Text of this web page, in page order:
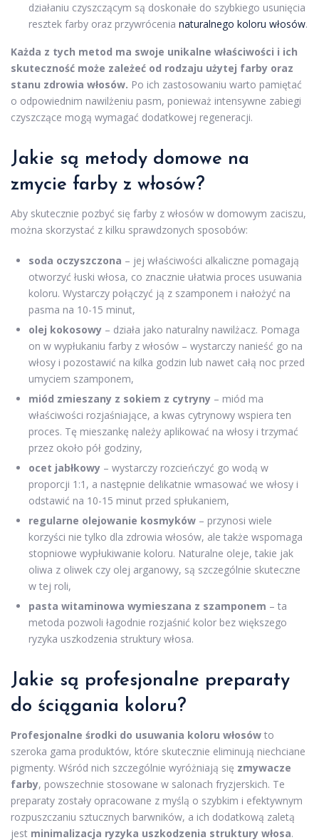
działaniu czyszczącym są doskonałe do szybkiego usunięcia
resztek farby oraz przywrócenia naturalnego koloru włosów.
Każda z tych metod ma swoje unikalne właściwości i ich
skuteczność może zależeć od rodzaju użytej farby oraz
stanu zdrowia włosów. Po ich zastosowaniu warto pamiętać
o odpowiednim nawilżeniu pasm, ponieważ intensywne zabiegi
czyszczące mogą wymagać dodatkowej regeneracji.
Jakie są metody domowe na
zmycie farby z włosów?
Aby skutecznie pozbyć się farby z włosów w domowym zaciszu,
można skorzystać z kilku sprawdzonych sposobów:
soda oczyszczona – jej właściwości alkaliczne pomagają
otworzyć łuski włosa, co znacznie ułatwia proces usuwania
koloru. Wystarczy połączyć ją z szamponem i nałożyć na
pasma na 10-15 minut,
olej kokosowy – działa jako naturalny nawilżacz. Pomaga
on w wypłukaniu farby z włosów – wystarczy nanieść go na
włosy i pozostawić na kilka godzin lub nawet całą noc przed
umyciem szamponem,
miód zmieszany z sokiem z cytryny – miód ma
właściwości rozjaśniające, a kwas cytrynowy wspiera ten
proces. Tę mieszankę należy aplikować na włosy i trzymać
przez około pół godziny,
ocet jabłkowy – wystarczy rozcieńczyć go wodą w
proporcji 1:1, a następnie delikatnie wmasować we włosy i
odstawić na 10-15 minut przed spłukaniem,
regularne olejowanie kosmyków – przynosi wiele
korzyści nie tylko dla zdrowia włosów, ale także wspomaga
stopniowe wypłukiwanie koloru. Naturalne oleje, takie jak
oliwa z oliwek czy olej arganowy, są szczególnie skuteczne
w tej roli,
pasta witaminowa wymieszana z szamponem – ta
metoda pozwoli łagodnie rozjaśnić kolor bez większego
ryzyka uszkodzenia struktury włosa.
Jakie są profesjonalne preparaty
do ściągania koloru?
Profesjonalne środki do usuwania koloru włosów to
szeroka gama produktów, które skutecznie eliminują niechciane
pigmenty. Wśród nich szczególnie wyróżniają się zmywacze
farby, powszechnie stosowane w salonach fryzjerskich. Te
preparaty zostały opracowane z myślą o szybkim i efektywnym
rozpuszczaniu sztucznych barwników, a ich dodatkową zaletą
jest minimalizacja ryzyka uszkodzenia struktury włosa.